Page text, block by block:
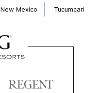
New Mexico Tucumcari